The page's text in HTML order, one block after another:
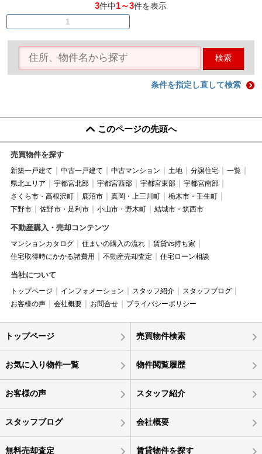
3件中1～3件を表示
1
検索
条件を指定し直して検索
このページの先頭へ
売買物件を探す
新築一戸建て 中古一戸建て 中古マンション 土地 分譲住宅
一覧
県北エリア
宇都宮北部 宇都宮西部 宇都宮東部
宇都宮南部
さくら市・高根沢町
鹿沼市 真岡・上三川町
栃木市・壬生町
下野市
佐野市・足利市 小山市・野木町 結城市・筑西市
不動産購入・売却コンテンツ
マンションカタログ 住まいの購入の流れ
賃貸vs持ち家
住宅取得時にかかる諸費用
不動産売却査定 住宅ローン相談
当社について
トップページ インフォメーション スタッフ紹介
スタッフブログ
お客様の声
会社概要 お問合せ プライバシーポリシー
トップページ 売買物件検索
お気に入り物件一覧 物件閲覧履歴
お客様の声 スタッフ紹介
スタッフブログ 会社概要
無料売却査定 賃貸物件を探す